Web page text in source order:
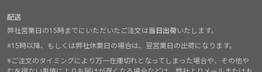
配送
弊社営業日の15時までにいただいたご注文は当日出荷いたします。
※15時以降、もしくは弊社休業日の場合は、翌営業日の出荷になります。
※ご注文のタイミングにより万一在庫切れとなってしまった場合や、その他や